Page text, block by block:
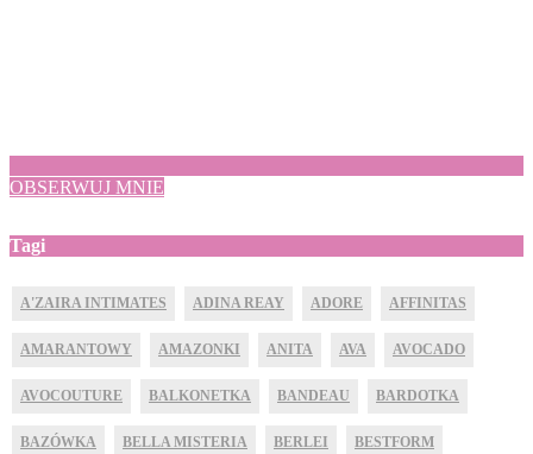
OBSERWUJ MNIE
Tagi
A'ZAIRA INTIMATES ADINA REAY ADORE AFFINITAS
AMARANTOWY AMAZONKI ANITA AVA AVOCADO
AVOCOUTURE BALKONETKA BANDEAU BARDOTKA
BAZÓWKA BELLA MISTERIA BERLEI BESTFORM